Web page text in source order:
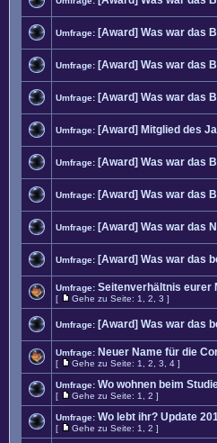
Umfrage: [Award] Was war das
Umfrage: [Award] Was war das
Umfrage: [Award] Was war das
Umfrage: [Award] Mitglied des
Umfrage: [Award] Was war das
Umfrage: [Award] Was war das
Umfrage: [Award] Was war das
Umfrage: [Award] Was war das
Umfrage: Seitenverhältnis eurer
[ Gehe zu Seite: 1 2 3 ]
Umfrage: [Award] Was war das
Umfrage: Neuer Name für die
[ Gehe zu Seite: 1 2 3 4 ]
Umfrage: Wo wohnen beim
[ Gehe zu Seite: 1 2 ]
Umfrage: Wo lebt ihr? Update
[ Gehe zu Seite: 1 2 ]